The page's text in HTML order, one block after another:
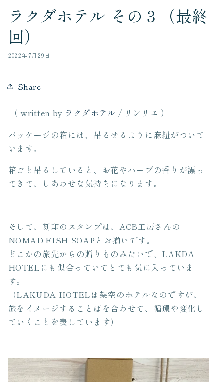
ラクダホテル その３（最終
回）
2022年7月29日
Share
（ written by ラクダホテル / リンリエ ）
パッケージの箱には、吊るせるように麻紐がついて
います。
箱ごと吊るしていると、お花やハーブの香りが漂っ
てきて、しあわせな気持ちになります。
そして、刻印のスタンプは、ACB工房さんの
NOMAD FISH SOAP とお揃いです。
どこかの旅先からの贈りものみたいで、 LAKDA
HOTEL にも似合っていてとても気に入っていま
す。
（LAKUDA HOTELは架空のホテルなのですが、
旅をイメージすることばを合わせて、循環や変化し
ていくことを表しています）